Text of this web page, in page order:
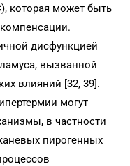
которая может быть
дисфункцией
вызванной
влияний [32, 39].
могут
в частности
пирогенных